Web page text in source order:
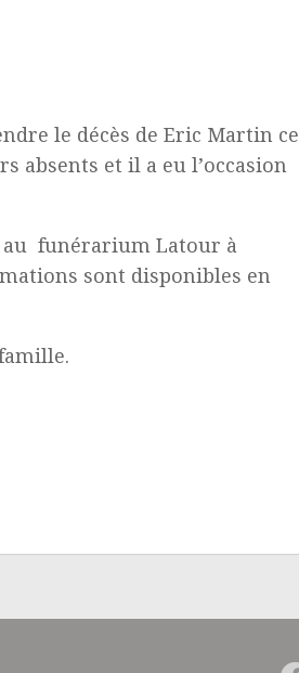
le décès de Eric Martin ce
absents et il a eu l’occasion
au funérarium Latour à
sont disponibles en